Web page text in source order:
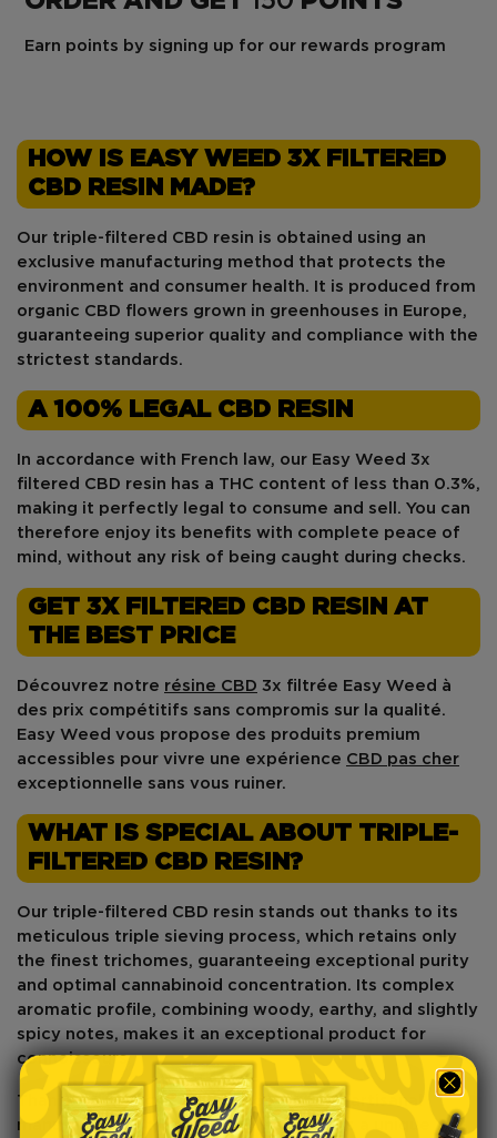
Earn points by signing up for our rewards program
HOW IS EASY WEED 3X FILTERED
CBD RESIN MADE?
Our triple-filtered CBD resin is obtained using an
exclusive manufacturing method that protects the
environment and consumer health. It is produced from
organic CBD flowers grown in greenhouses in Europe,
guaranteeing superior quality and compliance with the
strictest standards.
A 100% LEGAL CBD RESIN
In accordance with French law, our Easy Weed 3x
filtered CBD resin has a THC content of less than 0.3%
making it perfectly legal to consume and sell. You can
therefore enjoy its benefits with complete peace of
mind, without any risk of being caught during checks.
GET 3X FILTERED CBD RESIN AT
THE BEST PRICE
Découvrez notre résine CBD 3x filtrée Easy Weed à
des prix compétitifs sans compromis sur la qualité.
Easy Weed vous propose des produits premium
accessibles pour vivre une expérience CBD pas cher
exceptionnelle sans vous ruiner.
WHAT IS SPECIAL ABOUT TRIPLE-
FILTERED CBD RESIN?
Our triple-filtered CBD resin stands out thanks to its
meticulous triple sieving process , which retains only
the finest trichomes, guaranteeing exceptional purity
and optimal cannabinoid concentration. Its complex
aromatic profile, combining woody, earthy, and slightly
spicy notes, makes it an exceptional product for
connoisseurs.
Thanks to itshigh terpene content and artisanal
manufacturing process, this resin offers a unique